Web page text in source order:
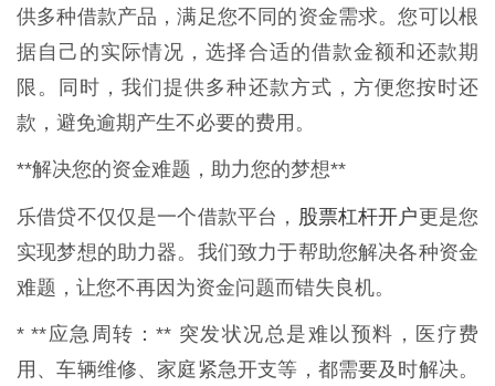
供多种借款产品，满足您不同的资金需求。您可以根
据自己的实际情况，选择合适的借款金额和还款期
限。同时，我们提供多种还款方式，方便您按时还
款，避免逾期产生不必要的费用。
**解决您的资金难题，助力您的梦想**
乐借贷不仅仅是一个借款平台， 股票杠杆开户更是您
实现梦想的助力器。我们致力于帮助您解决各种资金
难题，让您不再因为资金问题而错失良机。
* **应急周转：** 突发状况总是难以预料，医疗费
用、车辆维修、家庭紧急开支等，都需要及时解决。